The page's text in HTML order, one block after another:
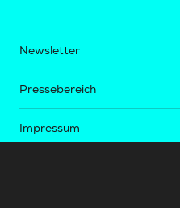
Newsletter
Pressebereich
Impressum